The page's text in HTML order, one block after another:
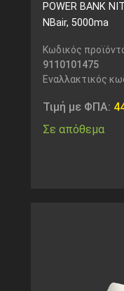
POWER BANK
NBair, 5000ma
Κωδικός
9110101475
Εναλλακτικός
Τιμή με ΦΠΑ:
Σε απόθεμα